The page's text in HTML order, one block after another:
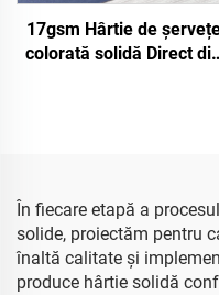
17gsm Hârtie de
colorată solidă Direct
În fiecare etapă a
solide, proiectăm pentru
înaltă calitate și
produce hârtie solidă